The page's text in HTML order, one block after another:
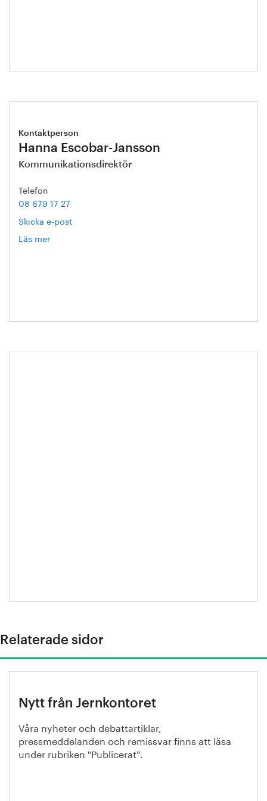
Kontaktperson
Hanna Escobar-Jansson
Kommunikationsdirektör
Telefon
08 679 17 27
Skicka e-post
Läs mer
Relaterade sidor
Nytt från Jernkontoret
Våra nyheter och debattartiklar,
pressmeddelanden och remissvar finns att läsa
under rubriken "Publicerat".